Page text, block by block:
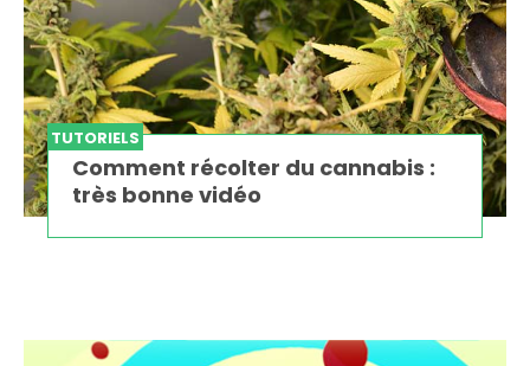
TUTORIELS
Comment récolter du cannabis :
très bonne vidéo